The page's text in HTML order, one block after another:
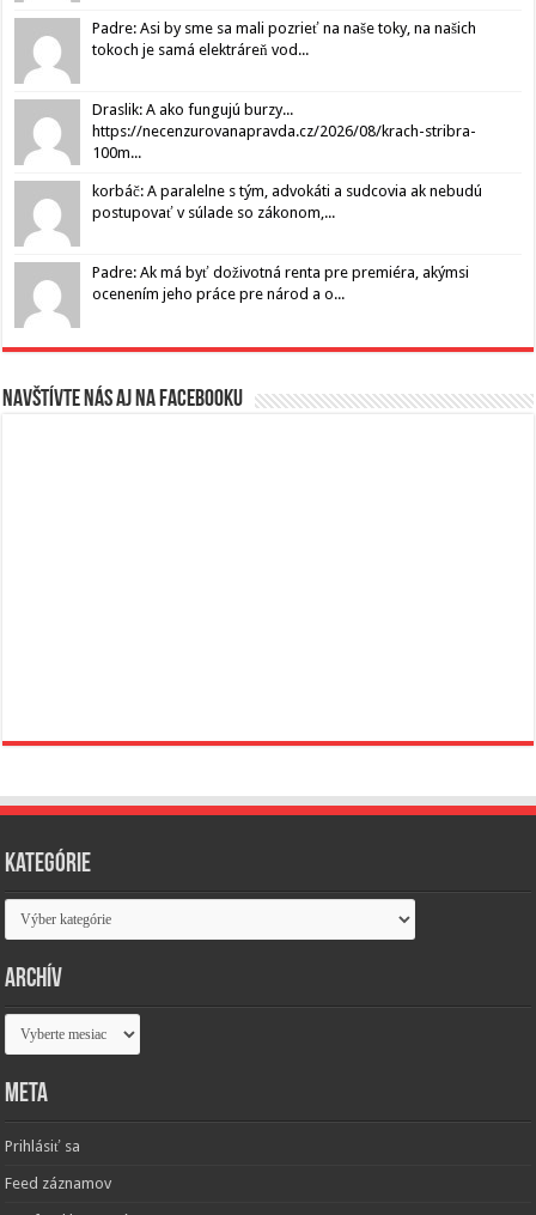
Padre: Asi by sme sa mali pozrieť na naše toky, na našich
tokoch je samá elektráreň vod...
Draslik: A ako fungujú burzy...
https://necenzurovanapravda.cz/2026/08/krach-stribra-
100m...
korbáč: A paralelne s tým, advokáti a sudcovia ak nebudú
postupovať v súlade so zákonom,...
Padre: Ak má byť doživotná renta pre premiéra, akýmsi
ocenením jeho práce pre národ a o...
Navštívte nás aj na Facebooku
Kategórie
Kategórie
Archív
Archív
Meta
Prihlásiť sa
Feed záznamov